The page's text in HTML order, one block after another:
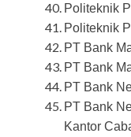
Politeknik
Politeknik
PT Bank
PT Bank
PT Bank
PT Bank
Kantor